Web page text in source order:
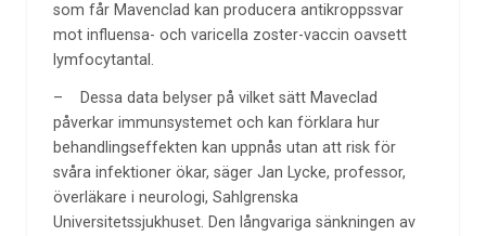
som får Mavenclad kan producera antikroppssvar
mot influensa- och varicella zoster-vaccin oavsett
lymfocytantal.
– Dessa data belyser på vilket sätt Maveclad
påverkar immunsystemet och kan förklara hur
behandlingseffekten kan uppnås utan att risk för
svåra infektioner ökar, säger Jan Lycke, professor,
överläkare i neurologi, Sahlgrenska
Universitetssjukhuset. Den långvariga sänkningen av